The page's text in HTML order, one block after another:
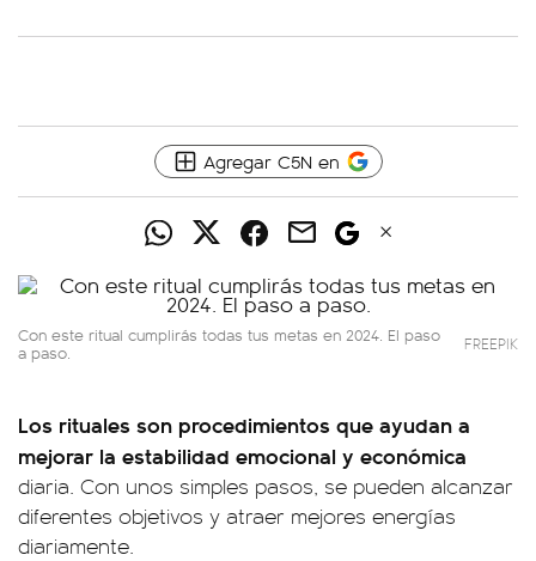
Agregar C5N en
Con este ritual cumplirás todas tus metas en 2024. El paso
a paso. FREEPIK
Los rituales son procedimientos que ayudan a
mejorar la estabilidad emocional y económica
diaria. Con unos simples pasos, se pueden alcanzar
diferentes objetivos y atraer mejores energías
diariamente.